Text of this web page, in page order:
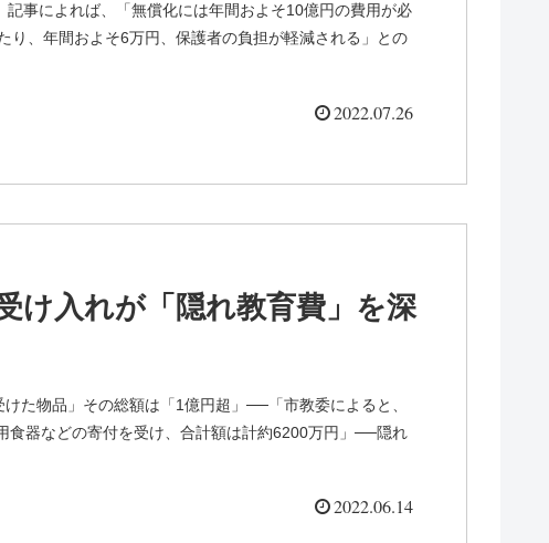
事によれば、「無償化には年間およそ10億円の費用が必
、年間およそ6万円、保護者の負担が軽減される」との
2022.07.26
け入れが「隠れ教育費」を深
た物品」その総額は「1億円超」──「市教委によると、
食器などの寄付を受け、合計額は計約6200万円」──隠れ
2022.06.14